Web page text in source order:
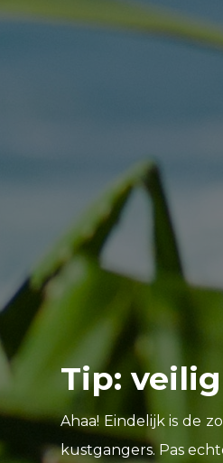
Tip:
Ahaa! Eindelijk is de
kustgangers. Pas